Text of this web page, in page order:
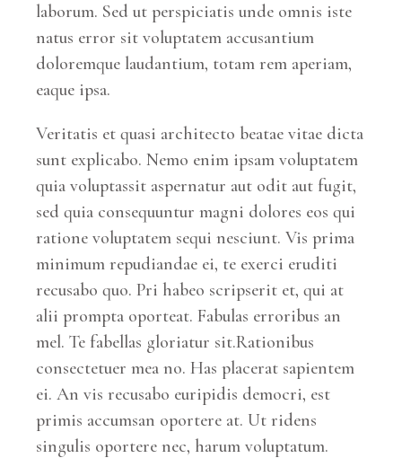
laborum. Sed ut perspiciatis unde omnis iste
natus error sit voluptatem accusantium
doloremque laudantium, totam rem aperiam,
eaque ipsa.
Veritatis et quasi architecto beatae vitae dicta
sunt explicabo. Nemo enim ipsam voluptatem
quia voluptassit aspernatur aut odit aut fugit,
sed quia consequuntur magni dolores eos qui
ratione voluptatem sequi nesciunt. Vis prima
minimum repudiandae ei, te exerci eruditi
recusabo quo. Pri habeo scripserit et, qui at
alii prompta oporteat. Fabulas erroribus an
mel. Te fabellas gloriatur sit.Rationibus
consectetuer mea no. Has placerat sapientem
ei. An vis recusabo euripidis democri, est
primis accumsan oportere at. Ut ridens
singulis oportere nec, harum voluptatum.